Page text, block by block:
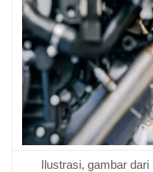
Ilustrasi, gambar